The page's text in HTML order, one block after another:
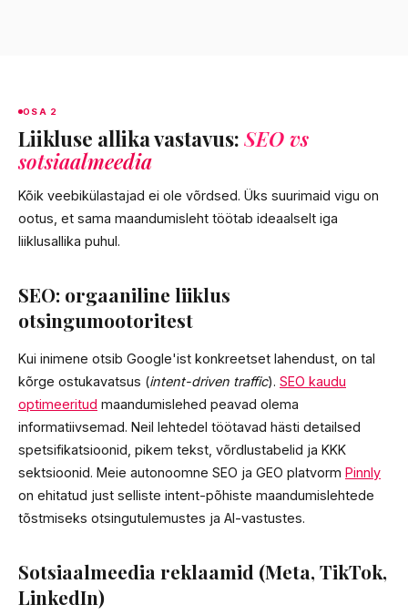
OSA 2
Liikluse allika vastavus: SEO vs
sotsiaalmeedia
Kõik veebikülastajad ei ole võrdsed. Üks suurimaid vigu on
ootus, et sama maandumisleht töötab ideaalselt iga
liiklusallika puhul.
SEO: orgaaniline liiklus
otsingumootoritest
Kui inimene otsib Google'ist konkreetset lahendust, on tal
kõrge ostukavatsus (intent-driven traffic). SEO kaudu
optimeeritud maandumislehed peavad olema
informatiivsemad. Neil lehtedel töötavad hästi detailsed
spetsifikatsioonid, pikem tekst, võrdlustabelid ja KKK
sektsioonid. Meie autonoomne SEO ja GEO platvorm Pinnly
on ehitatud just selliste intent-põhiste maandumislehtede
tõstmiseks otsingutulemustes ja AI-vastustes.
Sotsiaalmeedia reklaamid (Meta, TikTok,
LinkedIn)